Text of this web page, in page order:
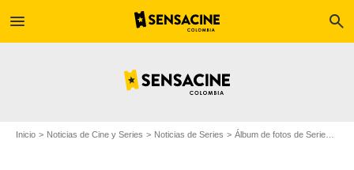
menu search
Inicio Noticias de Cine y Series Noticias de Series Álbum de fotos de Serie